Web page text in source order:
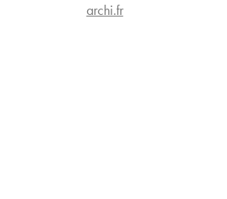
archi.fr